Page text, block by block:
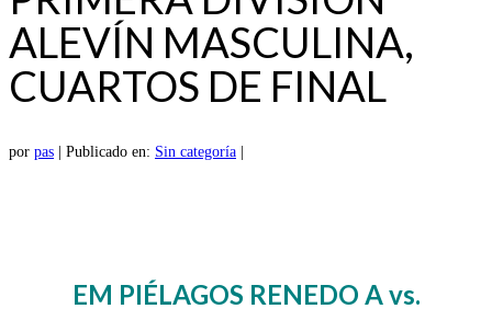
ALEVÍN MASCULINA,
CUARTOS DE FINAL
por pas Publicado en: Sin categoría
EM PIÉLAGOS RENEDO A vs.